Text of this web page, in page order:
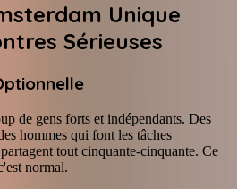
Unique
Sérieuses
de gens forts et indépendants. Des
hommes qui font les tâches
tout cinquante-cinquante. Ce
normal.